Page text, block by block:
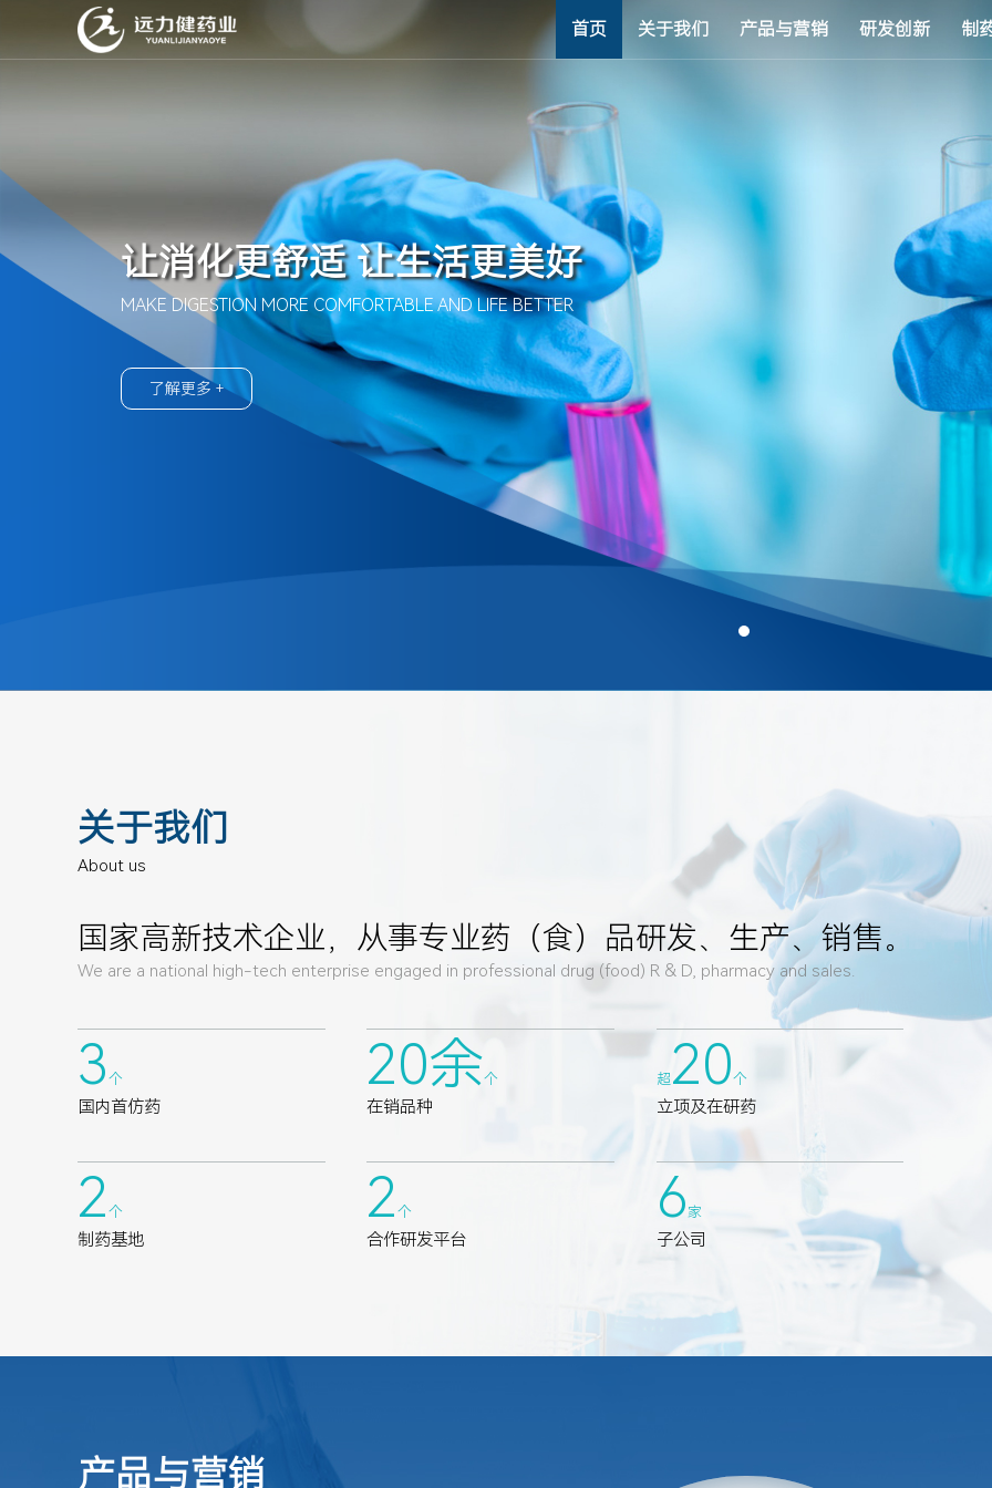
首页 关于我们 产品与营销 研发创新 制
让消化更舒适 让生活更美好
MAKE DIGESTION MORE COMFORTABLE AND LIFE BETTER
了解更多 +
关于我们
About us
国家高新技术企业，从事专业药（食）品研发、生产、销售。
We are a national high-tech enterprise engaged in professional drug (food) R & D, pharmacy and sales.
3 个
国内首仿药
20余个
在销品种
超 20个
立项及在研药
2 个
制药基地
2个
合作研发平台
6家
子公司
产品与营销